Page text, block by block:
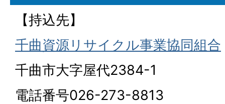
【持込先】
千曲資源リサイクル事業協同組合
千曲市大字屋代2384-1
電話番号026-273-8813